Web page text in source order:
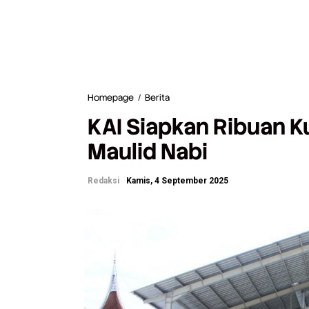
Homepage / Berita
I
S
a
k
n
K
KAI Siapkan Ribuan
Maulid Nabi
Redaksi Kamis, 4 September 2025